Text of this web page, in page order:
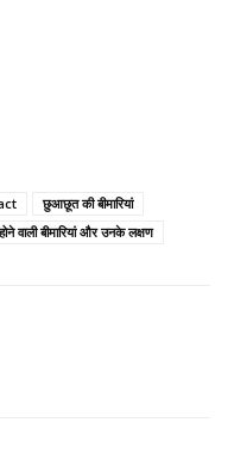
छुआछूत की बीमारियां
वाली बीमारियां और उनके लक्षण